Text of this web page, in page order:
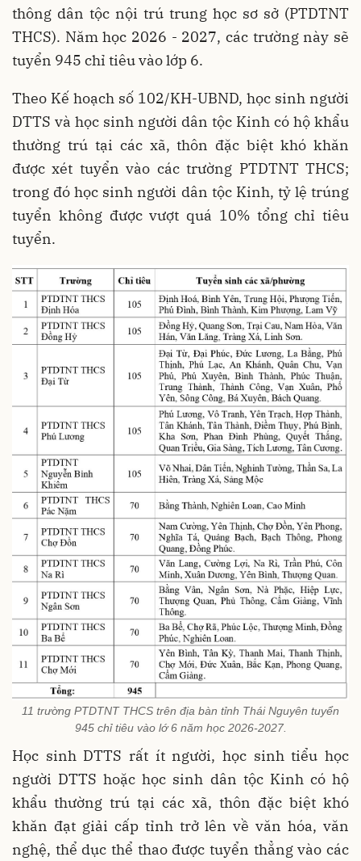
thông dân tộc nội trú trung học sơ sở (PTDTNT
THCS). Năm học 2026 - 2027, các trường này sẽ
tuyển 945 chỉ tiêu vào lớp 6.
Theo Kế hoạch số 102/KH-UBND, học sinh người
DTTS và học sinh người dân tộc Kinh có hộ khẩu
thường trú tại các xã, thôn đặc biệt khó khăn
được xét tuyển vào các trường PTDTNT THCS;
trong đó học sinh người dân tộc Kinh, tỷ lệ trúng
tuyển không được vượt quá 10% tổng chỉ tiêu
tuyển.
11 trường PTDTNT THCS trên địa bàn tỉnh Thái Nguyên tuyển
945 chỉ tiêu vào lớ 6 năm học 2026-2027.
Học sinh DTTS rất ít người, học sinh tiểu học
người DTTS hoặc học sinh dân tộc Kinh có hộ
khẩu thường trú tại các xã, thôn đặc biệt khó
khăn đạt giải cấp tỉnh trở lên về văn hóa, văn
nghệ, thể dục thể thao được tuyển thẳng vào các